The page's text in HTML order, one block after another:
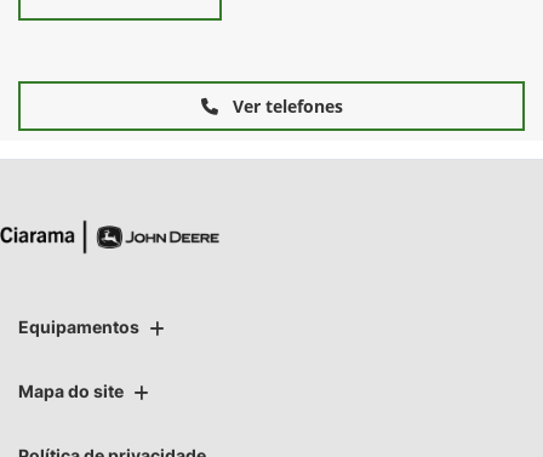
Ver telefones
Equipamentos
Mapa do site